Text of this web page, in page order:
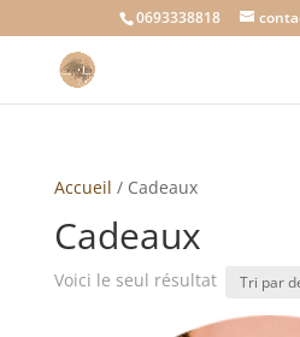
0693338818
Accueil / Cadeaux
Cadeaux
Voici le seul résultat